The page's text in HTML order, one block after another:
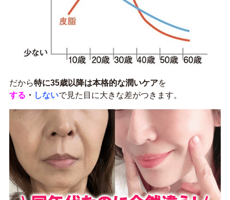
だから特に35歳以降は本格的な潤いケアを
する ・ しないで見た目に大きな差がつきます。